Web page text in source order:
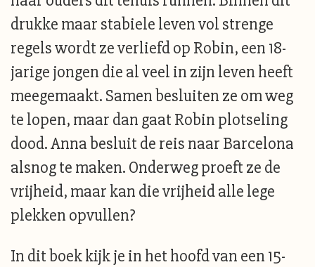
drukke maar stabiele leven vol strenge
regels wordt ze verliefd op Robin, een 18-
jarige jongen die al veel in zijn leven heeft
meegemaakt. Samen besluiten ze om weg
te lopen, maar dan gaat Robin plotseling
dood. Anna besluit de reis naar Barcelona
alsnog te maken. Onderweg proeft ze de
vrijheid, maar kan die vrijheid alle lege
plekken opvullen?
In dit boek kijk je in het hoofd van een 15-